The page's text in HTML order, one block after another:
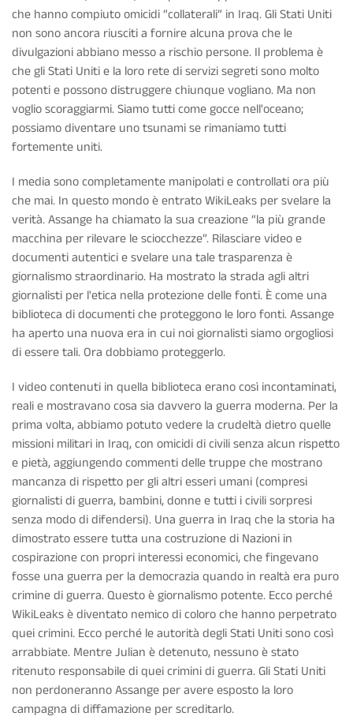
che hanno compiuto omicidi “collaterali” in Iraq. Gli Stati Uniti
non sono ancora riusciti a fornire alcuna prova che le
divulgazioni abbiano messo a rischio persone. Il problema è
che gli Stati Uniti e la loro rete di servizi segreti sono molto
potenti e possono distruggere chiunque vogliano. Ma non
voglio scoraggiarmi. Siamo tutti come gocce nell'oceano;
possiamo diventare uno tsunami se rimaniamo tutti
fortemente uniti.
I media sono completamente manipolati e controllati ora più
che mai. In questo mondo è entrato WikiLeaks per svelare la
verità. Assange ha chiamato la sua creazione “la più grande
macchina per rilevare le sciocchezze”. Rilasciare video e
documenti autentici e svelare una tale trasparenza è
giornalismo straordinario. Ha mostrato la strada agli altri
giornalisti per l'etica nella protezione delle fonti. È come una
biblioteca di documenti che proteggono le loro fonti. Assange
ha aperto una nuova era in cui noi giornalisti siamo orgogliosi
di essere tali. Ora dobbiamo proteggerlo.
I video contenuti in quella biblioteca erano così incontaminati,
reali e mostravano cosa sia davvero la guerra moderna. Per la
prima volta, abbiamo potuto vedere la crudeltà dietro quelle
missioni militari in Iraq, con omicidi di civili senza alcun rispetto
e pietà, aggiungendo commenti delle truppe che mostrano
mancanza di rispetto per gli altri esseri umani (compresi
giornalisti di guerra, bambini, donne e tutti i civili sorpresi
senza modo di difendersi). Una guerra in Iraq che la storia ha
dimostrato essere tutta una costruzione di Nazioni in
cospirazione con propri interessi economici, che fingevano
fosse una guerra per la democrazia quando in realtà era puro
crimine di guerra. Questo è giornalismo potente. Ecco perché
WikiLeaks è diventato nemico di coloro che hanno perpetrato
quei crimini. Ecco perché le autorità degli Stati Uniti sono così
arrabbiate. Mentre Julian è detenuto, nessuno è stato
ritenuto responsabile di quei crimini di guerra. Gli Stati Uniti
non perdoneranno Assange per avere esposto la loro
campagna di diffamazione per screditarlo.